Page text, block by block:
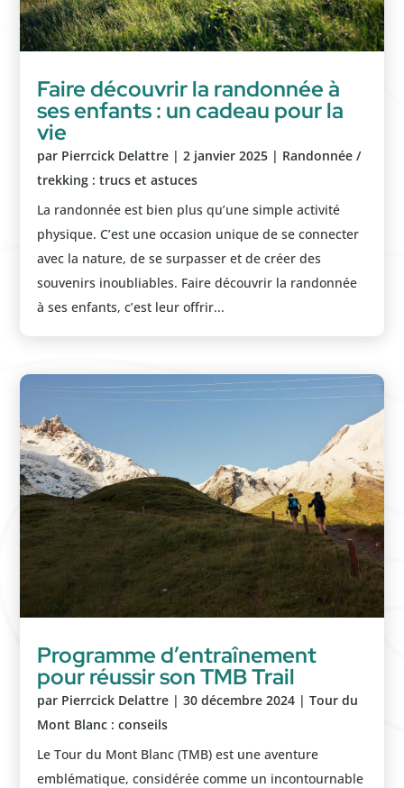
Faire découvrir la randonnée à
ses enfants : un cadeau pour la
vie
par Pierrcick Delattre |2 janvier 2025 | Randonnée /
trekking : trucs et astuces
La randonnée est bien plus qu’une simple activité
physique. C’est une occasion unique de se connecter
avec la nature, de se surpasser et de créer des
souvenirs inoubliables. Faire découvrir la randonnée
à ses enfants, c’est leur offrir...
Programme d’entraînement
pour réussir son TMB Trail
par Pierrcick Delattre |30 décembre 2024 |Tour du
Mont Blanc : conseils
Le Tour du Mont Blanc (TMB) est une aventure
emblématique, considérée comme un incontournable